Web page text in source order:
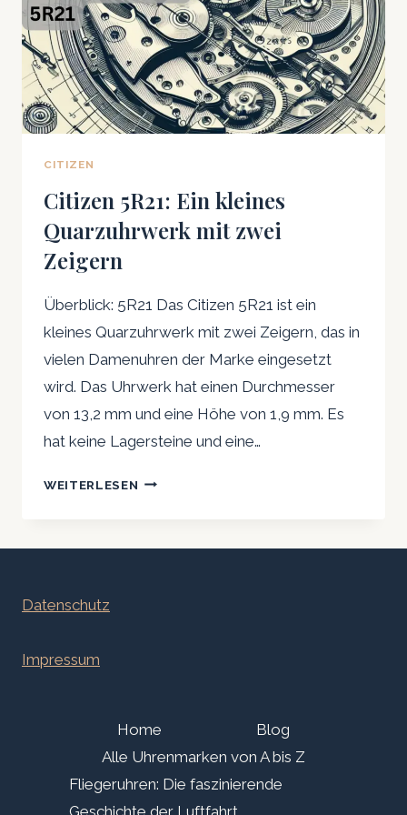
CITIZEN
Citizen 5R21: Ein kleines
Quarzuhrwerk mit zwei
Zeigern
Überblick: 5R21 Das Citizen 5R21 ist ein
kleines Quarzuhrwerk mit zwei Zeigern, das in
vielen Damenuhren der Marke eingesetzt
wird. Das Uhrwerk hat einen Durchmesser
von 13,2 mm und eine Höhe von 1,9 mm. Es
hat keine Lagersteine und eine…
WEITERLESEN CITIZEN
KLEINES
Datenschutz
Impressum
Home
Blog
Alle Uhrenmarken von A bis Z
Fliegeruhren: Die faszinierende
Geschichte der Luftfahrt